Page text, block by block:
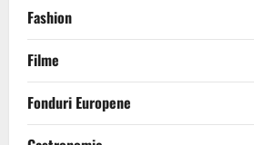
Fashion
Filme
Fonduri Europene